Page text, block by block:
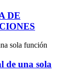
DE
de una sola